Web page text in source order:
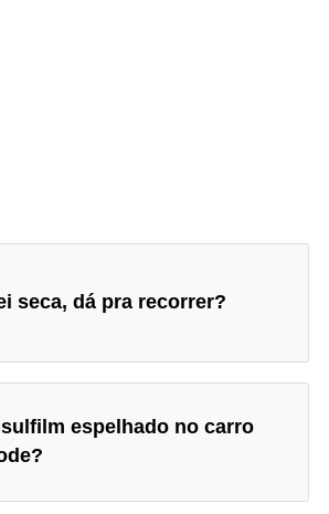
seca, dá pra recorrer?
espelhado no carro